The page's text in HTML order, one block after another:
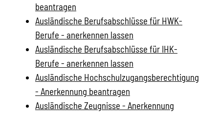
beantragen
Ausländische Berufsabschlüsse für HWK-
Berufe - anerkennen lassen
Ausländische Berufsabschlüsse für IHK-
Berufe - anerkennen lassen
Ausländische Hochschulzugangsberechtigung
- Anerkennung beantragen
Ausländische Zeugnisse - Anerkennung